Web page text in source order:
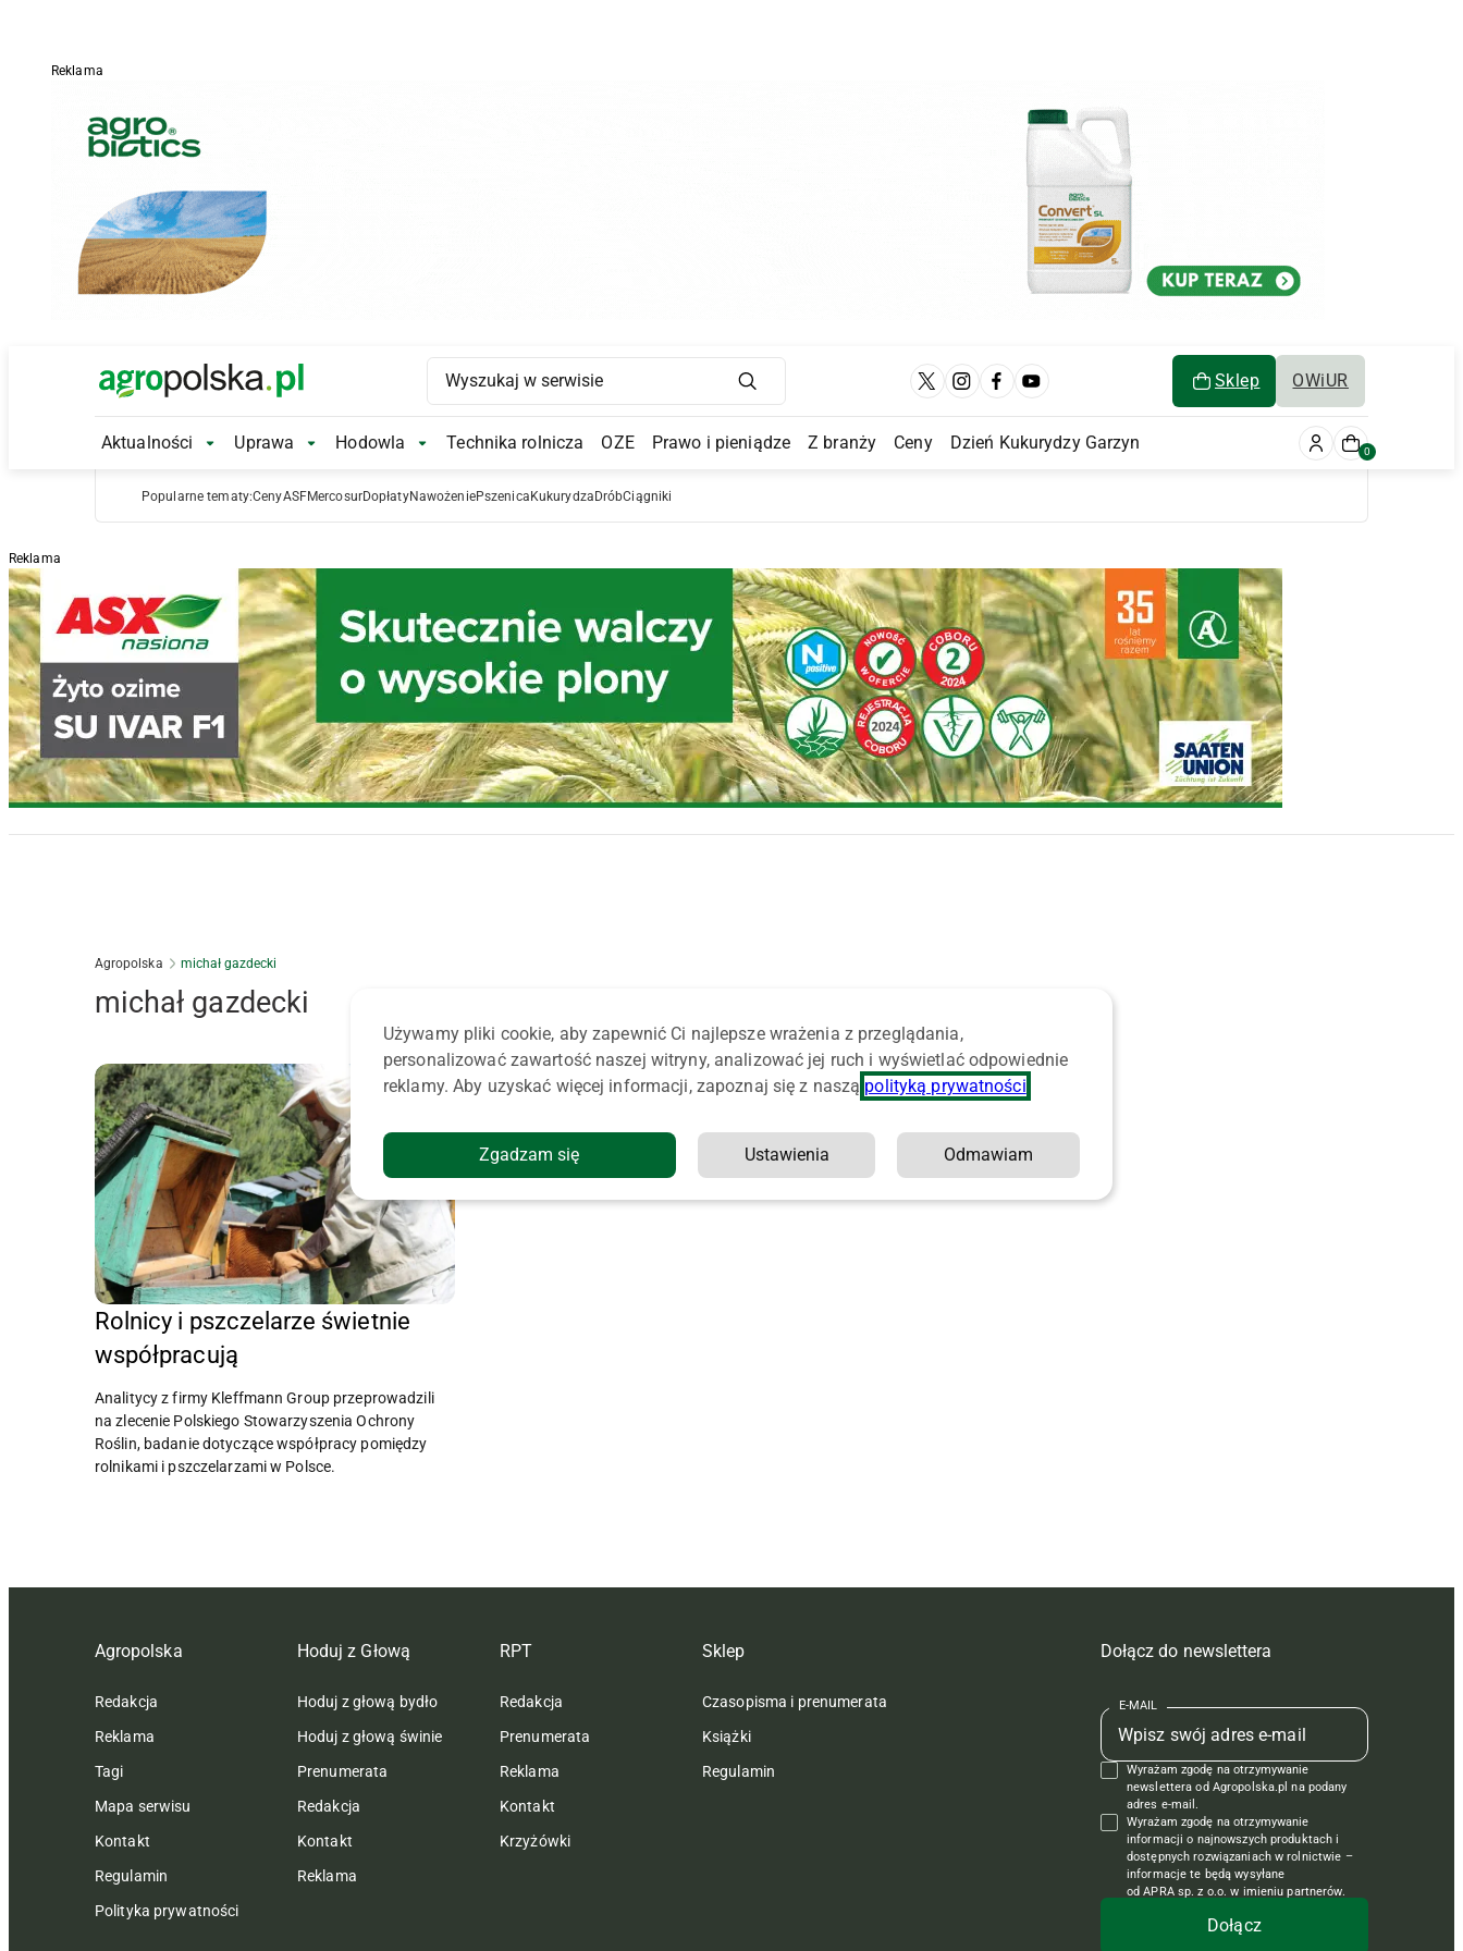
Reklama
Main Logo Sklep OWiUR
Main Navigation
Aktualności Aktualności Submenu
Uprawa Uprawa Submenu
Hodowla Hodowla Submenu
Technika rolnicza OZE Prawo i pieniądze Z branży Ceny Dzień Kukurydzy Garzyn 0
Popularne tematy:CenyASFMercosurDopłatyNawożeniePszenica Kukurydza DróbCiągniki
Reklama
Agropolska michał gazdecki
michał gazdecki
Rolnicy i pszczelarze świetnie
współpracują
Analitycy z firmy Kleffmann Group przeprowadzili
na zlecenie Polskiego Stowarzyszenia Ochrony
Roślin, badanie dotyczące współpracy pomiędzy
rolnikami i pszczelarzami w Polsce.
Agropolska
Redakcja
Reklama
Tagi
Mapa serwisu
Kontakt
Regulamin
Polityka prywatności
Hoduj z Głową
Hoduj z głową bydło
Hoduj z głową świnie
Prenumerata
Redakcja
Kontakt
Reklama
RPT
Redakcja
Prenumerata
Reklama
Kontakt
Krzyżówki
Sklep
Czasopisma i prenumerata
Książki
Regulamin
Dołącz do newslettera
E-MAIL
Wyrażam zgodę na otrzymywanie
newslettera od Agropolska.pl na podany
adres e-mail.
Wyrażam zgodę na otrzymywanie
informacji o najnowszych produktach i
dostępnych rozwiązaniach w rolnictwie –
informacje te będą wysyłane
od APRA sp. z o.o. w imieniu partnerów.
Używamy pliki cookie, aby zapewnić Ci najlepsze wrażenia z przeglądania,
personalizować zawartość naszej witryny, analizować jej ruch i wyświetlać odpowiednie
reklamy. Aby uzyskać więcej informacji, zapoznaj się z naszą polityką prywatności
Zgadzam się Ustawienia Odmawiam